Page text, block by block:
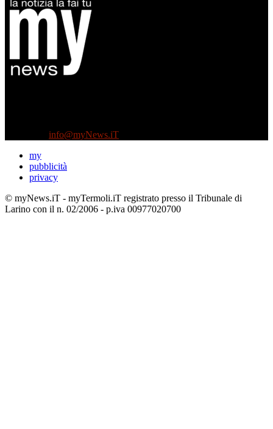
info@myNews.iT
my
pubblicità
privacy
© myNews.iT - myTermoli.iT registrato presso il Tribunale di
Larino con il n. 02/2006 - p.iva 00977020700